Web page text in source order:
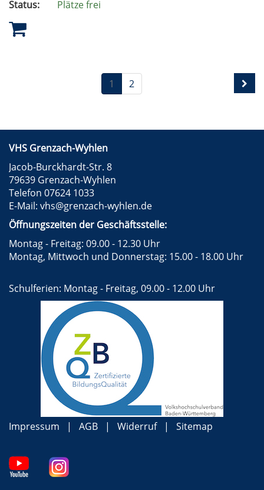
Status:
Plätze frei
1 2
VHS Grenzach-Wyhlen
Jacob-Burckhardt-Str. 8
79639 Grenzach-Wyhlen
Telefon 07624 1033
E-Mail: vhs@grenzach-wyhlen.de
Öffnungszeiten der Geschäftsstelle:
Montag - Freitag: 09.00 - 12.30 Uhr
Montag, Mittwoch und Donnerstag: 15.00 - 18.00 Uhr
Schulferien: Montag - Freitag, 09.00 - 12.00 Uhr
Impressum AGB Widerruf Sitemap